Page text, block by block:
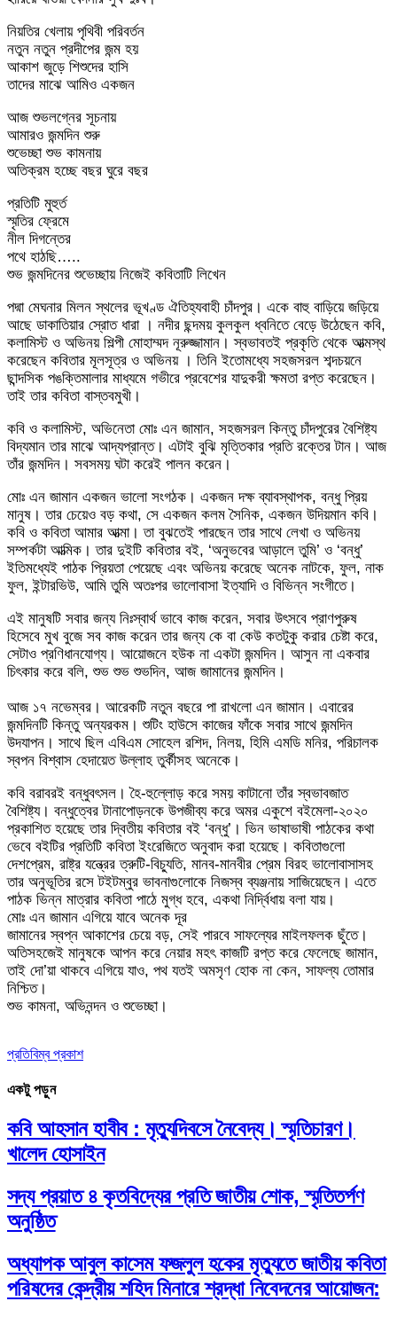
নিয়তির খেলায় পৃথিবী পরিবর্তন
নতুন নতুন প্রদীপের জন্ম হয়
আকাশ জুড়ে শিশুদের হাসি
তাদের মাঝে আমিও একজন
আজ শুভলগ্নের সূচনায়
আমারও জন্মদিন শুরু
শুভেচ্ছা শুভ কামনায়
অতিক্রম হচ্ছে বছর ঘুরে বছর
প্রতিটি মুহুর্ত
স্মৃতির ফ্রেমে
নীল দিগন্তের
পথে হাঠছি…..
শুভ জন্মদিনের শুভেচ্ছায় নিজেই কবিতাটি লিখেন
পদ্মা মেঘনার মিলন স্থলের ভূখণ্ড ঐতিহ্যবাহী চাঁদপুর। একে বাহু বাড়িয়ে জড়িয়ে
আছে ডাকাতিয়ার স্রোত ধারা । নদীর ছন্দময় কুলকুল ধ্বনিতে বেড়ে উঠেছেন কবি,
কলামিস্ট ও অভিনয় শিল্পী মোহাম্মদ নূরুজ্জামান। স্বভাবতই প্রকৃতি থেকে আত্মস্থ
করেছেন কবিতার মূলসূত্র ও অভিনয় । তিনি ইতোমধ্যে সহজসরল শব্দচয়নে
ছান্দসিক পঙক্তিমালার মাধ্যমে গভীরে প্রবেশের যাদুকরী ক্ষমতা রপ্ত করেছেন।
তাই তার কবিতা বাস্তবমুখী।
কবি ও কলামিস্ট, অভিনেতা মোঃ এন জামান, সহজসরল কিন্তু চাঁদপুরের বৈশিষ্ট্য
বিদ্যমান তার মাঝে আদ্যপ্রান্ত। এটাই বুঝি মৃত্তিকার প্রতি রক্তের টান। আজ
তাঁর জন্মদিন। সবসময় ঘটা করেই পালন করেন।
মোঃ এন জামান একজন ভালো সংগঠক। একজন দক্ষ ব্যাবস্থাপক, বন্ধু প্রিয়
মানুষ। তার চেয়েও বড় কথা, সে একজন কলম সৈনিক, একজন উদিয়মান কবি।
কবি ও কবিতা আমার আত্মা। তা বুঝতেই পারছেন তার সাথে লেখা ও অভিনয়
সম্পর্কটা আত্মিক। তার দুইটি কবিতার বই, ‘অনুভবের আড়ালে তুমি’ ও ‘বন্ধু’
ইতিমধ্যেই পাঠক প্রিয়তা পেয়েছে এবং অভিনয় করেছে অনেক নাটকে, ফুল, নাক
ফুল, ইন্টারভিউ, আমি তুমি অতঃপর ভালোবাসা ইত্যাদি ও বিভিন্ন সংগীতে।
এই মানুষটি সবার জন্য নিঃস্বার্থ ভাবে কাজ করেন, সবার উৎসবে প্রাণপুরুষ
হিসেবে মুখ বুজে সব কাজ করেন তার জন্য কে বা কেউ কতটুকু করার চেষ্টা করে,
সেটাও প্রণিধানযোগ্য। আয়োজনে হউক না একটা জন্মদিন। আসুন না একবার
চিৎকার করে বলি, শুভ শুভ শুভদিন, আজ জামানের জন্মদিন।
আজ ১৭ নভেম্বর। আরেকটি নতুন বছরে পা রাখলো এন জামান। এবারের
জন্মদিনটি কিন্তু অন্যরকম। শুটিং হাউসে কাজের ফাঁকে সবার সাথে জন্মদিন
উদযাপন। সাথে ছিল এবিএম সোহেল রশিদ, নিলয়, হিমি এমডি মনির, পরিচালক
স্বপন বিশ্বাস হেদায়েত উল্লাহ তুর্কীসহ অনেকে।
কবি বরাবরই বন্ধুবৎসল। হৈ-হুল্লোড় করে সময় কাটানো তাঁর স্বভাবজাত
বৈশিষ্ট্য। বন্ধুত্বের টানাপোড়নকে উপজীব্য করে অমর একুশে বইমেলা-২০২০
প্রকাশিত হয়েছে তার দ্বিতীয় কবিতার বই ‘বন্ধু’। ভিন ভাষাভাষী পাঠকের কথা
ভেবে বইটির প্রতিটি কবিতা ইংরেজিতে অনুবাদ করা হয়েছে। কবিতাগুলো
দেশপ্রেম, রাষ্ট্র যন্ত্রের ত্রুটি-বিচ্যুতি, মানব-মানবীর প্রেম বিরহ ভালোবাসাসহ
তার অনুভূতির রসে টইটম্বুর ভাবনাগুলোকে নিজস্ব ব্যঞ্জনায় সাজিয়েছেন। এতে
পাঠক ভিন্ন মাত্রার কবিতা পাঠে মুগ্ধ হবে, একথা নির্দ্বিধায় বলা যায়।
মোঃ এন জামান এগিয়ে যাবে অনেক দূর
জামানের স্বপ্ন আকাশের চেয়ে বড়, সেই পারবে সাফল্যের মাইলফলক ছুঁতে।
অতিসহজেই মানুষকে আপন করে নেয়ার মহৎ কাজটি রপ্ত করে ফেলেছে জামান,
তাই দো’য়া থাকবে এগিয়ে যাও, পথ যতই অমসৃণ হোক না কেন, সাফল্য তোমার
নিশ্চিত।
শুভ কামনা, অভিনন্দন ও শুভেচ্ছা।
প্রতিবিম্ব প্রকাশ
একটু পড়ুন
কবি আহসান হাবীব : মৃত্যুদিবসে নৈবেদ্য। স্মৃতিচারণ।
খালেদ হোসাইন
সদ্য প্রয়াত ৪ কৃতবিদ্যের প্রতি জাতীয় শোক, স্মৃতিতর্পণ
অনুষ্ঠিত
অধ্যাপক আবুল কাসেম ফজলুল হকের মৃত্যুতে জাতীয় কবিতা
পরিষদের কেন্দ্রীয় শহিদ মিনারে শ্রদ্ধা নিবেদনের আয়োজন: